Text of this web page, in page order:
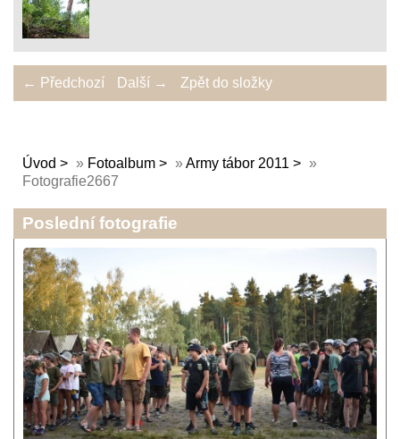
← Předchozí Další → Zpět do složky
Úvod » Fotoalbum »Army tábor 2011
»
Fotografie2667
Poslední fotografie